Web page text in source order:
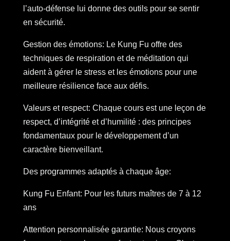
l’auto-défense lui donne des outils pour se sentir
en sécurité.
Gestion des émotions: Le Kung Fu offre des
techniques de respiration et de méditation qui
aident à gérer le stress et les émotions pour une
meilleure résilience face aux défis.
Valeurs et respect: Chaque cours est une leçon de
respect, d’intégrité et d’humilité : des principes
fondamentaux pour le développement d’un
caractère bienveillant.
Des programmes adaptés à chaque âge:
Kung Fu Enfant: Pour les futurs maîtres de 7 à 12
ans
Attention personnalisée garantie: Nous croyons